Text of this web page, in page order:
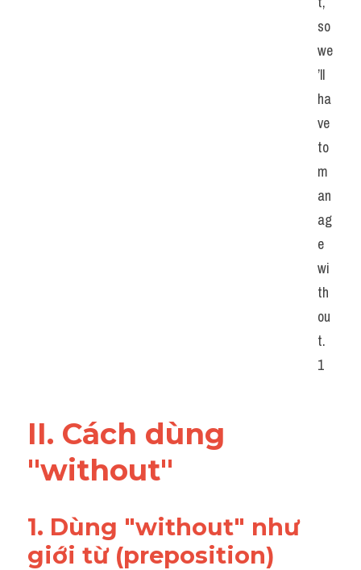
so
we
’ll
ha
ve
to
m
an
ag
e
wi
th
ou
t.
1
II. Cách dùng
"without"
1. Dùng "without" như
giới từ ​(preposition)